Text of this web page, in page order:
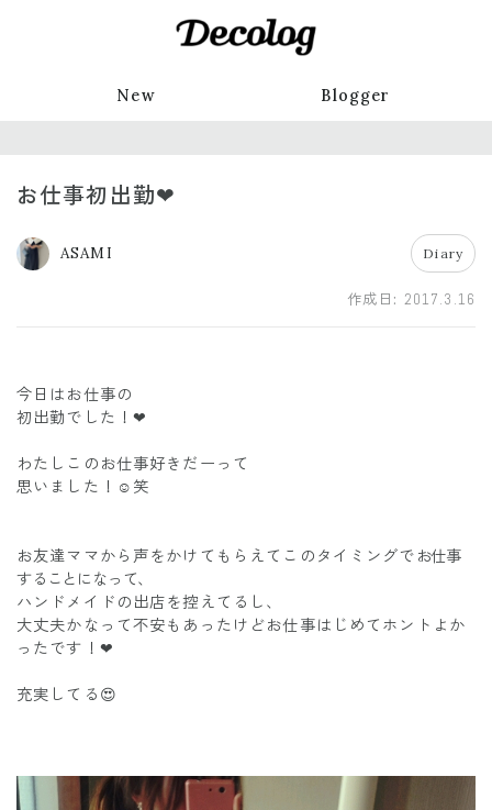
New Blogger
お仕事初出勤❤
ASAMI Diary
作成日: 2017.3.16
今日はお仕事の
初出勤でした！❤
わたしこのお仕事好きだーって
思いました！☺笑
お友達ママから声をかけてもらえてこのタイミングで お仕事
することになって、
ハンドメイドの出店を控えてるし、
大丈夫かなって不安もあったけどお仕事はじめてホントよか
ったです！❤
充実してる😍